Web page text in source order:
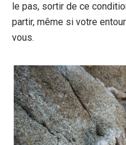
le pas, sortir de ce
partir, même si votre
vous.